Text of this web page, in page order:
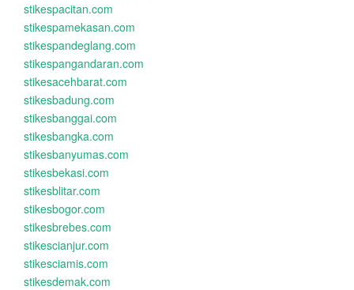
stikespacitan.com
stikespamekasan.com
stikespandeglang.com
stikespangandaran.com
stikesacehbarat.com
stikesbadung.com
stikesbanggai.com
stikesbangka.com
stikesbanyumas.com
stikesbekasi.com
stikesblitar.com
stikesbogor.com
stikesbrebes.com
stikescianjur.com
stikesciamis.com
stikesdemak.com